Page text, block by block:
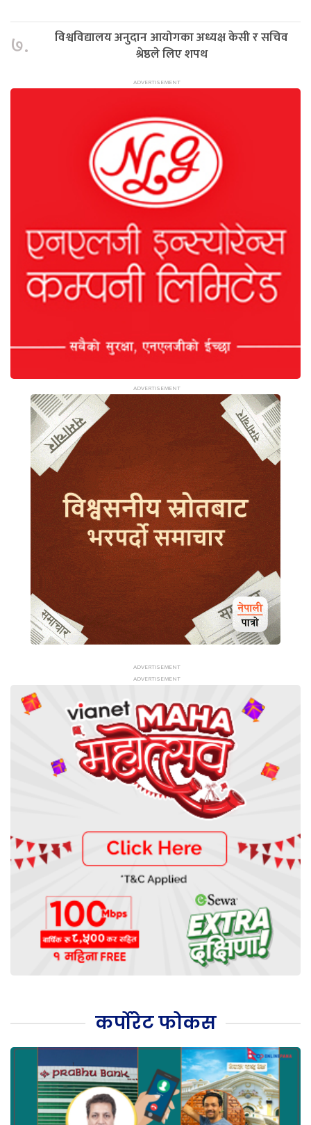
७.
विश्वविद्यालय अनुदान आयोगका अध्यक्ष केसी र सचिव
श्रेष्ठले लिए शपथ
कर्पोरेट फोकस